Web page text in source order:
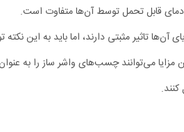
قابل تحمل توسط آن‌ها متفاوت است.
تاثیر مثبتی دارند، اما باید به این
مزایا می‌توانند چسب‌های واشر ساز را به